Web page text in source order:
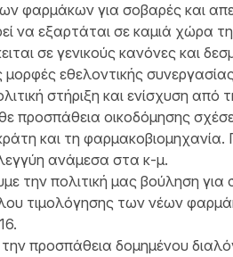
φαρμάκων για σοβαρές και
να εξαρτάται σε καμιά χώρα
σε γενικούς κανόνες και
εθελοντικής
στήριξη και ενίσχυση από
προσπάθεια οικοδόμησης
και τη φαρμακοβιομηχανία.
ανάμεσα στα κ-μ.
την πολιτική μας βούληση για
τιμολόγησης των νέων
προσπάθεια δομημένου